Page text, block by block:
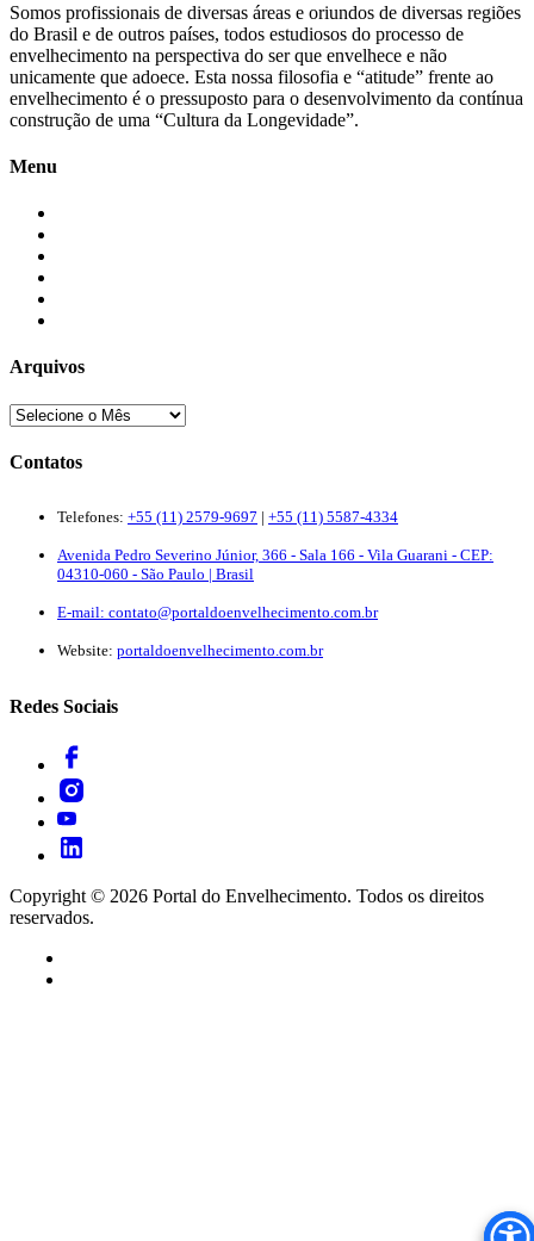
Somos profissionais de diversas áreas e oriundos de diversas regiões
do Brasil e de outros países, todos estudiosos do processo de
envelhecimento na perspectiva do ser que envelhece e não
unicamente que adoece. Esta nossa filosofia e “atitude” frente ao
envelhecimento é o pressuposto para o desenvolvimento da contínua
construção de uma “Cultura da Longevidade”.
Menu
Arquivos
Contatos
Telefones: +55 (11) 2579-9697 | +55 (11) 5587-4334
Avenida Pedro Severino Júnior, 366 - Sala 166 - Vila Guarani - CEP:
04310-060 - São Paulo | Brasil
E-mail: contato@portaldoenvelhecimento.com.br
Website: portaldoenvelhecimento.com.br
Redes Sociais
Copyright © 2026 Portal do Envelhecimento. Todos os direitos
reservados.